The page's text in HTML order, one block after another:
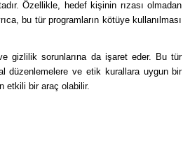
Özellikle, hedef kişinin rızası olmadan
bu tür programların kötüye kullanılması
gizlilik sorunlarına da işaret eder. Bu tür
düzenlemelere ve etik kurallara uygun bir
etkili bir araç olabilir.